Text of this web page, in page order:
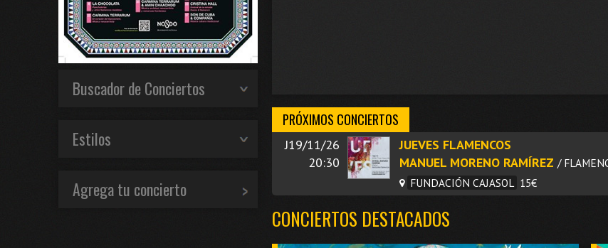
PRÓXIMOS CONCIERTOS
J19/11/26
20:30
JUEVES FLAMENCOS
MANUEL MORENO RAMÍREZ /
FUNDACIÓN CAJASOL 15€
CONCIERTOS DESTACADOS
Buscador de Conciertos
Estilos
Agrega tu concierto